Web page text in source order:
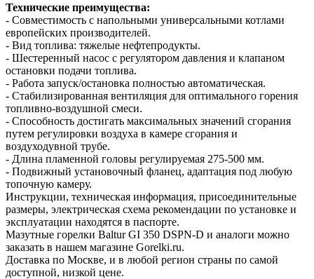
Технические преимущества:
- Совместимость с напольными универсальными котлами
европейских производителей.
- Вид топлива: тяжелые нефтепродукты.
- Шестеренный насос с регулятором давления и клапаном
остановки подачи топлива.
- Работа запуск/остановка полностью автоматическая.
- Стабилизированная вентиляция для оптимального горения
топливно-воздушной смеси.
- Способность достигать максимальных значений сгорания
путем регулировки воздуха в камере сгорания и
воздуходувной трубе.
- Длина пламенной головы регулируемая 275-500 мм.
- Подвижный установочный фланец, адаптация под любую
топочную камеру.
Инструкции, техническая информация, присоединительные
размеры, электрическая схема рекомендации по установке и
эксплуатации находятся в паспорте.
Мазутные горелки Baltur GI 350 DSPN-D и аналоги можно
заказать в нашем магазине Gorelki.ru.
Доставка по Москве, и в любой регион страны по самой
доступной, низкой цене.